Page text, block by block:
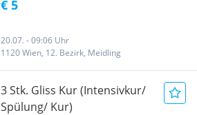
SAMMLUNG KUR8 KUR9
€ 5
20.07. - 09:06 Uhr
1120 Wien, 12. Bezirk, Meidling
3 Stk. Gliss Kur (Intensivkur/
Spülung/ Kur)